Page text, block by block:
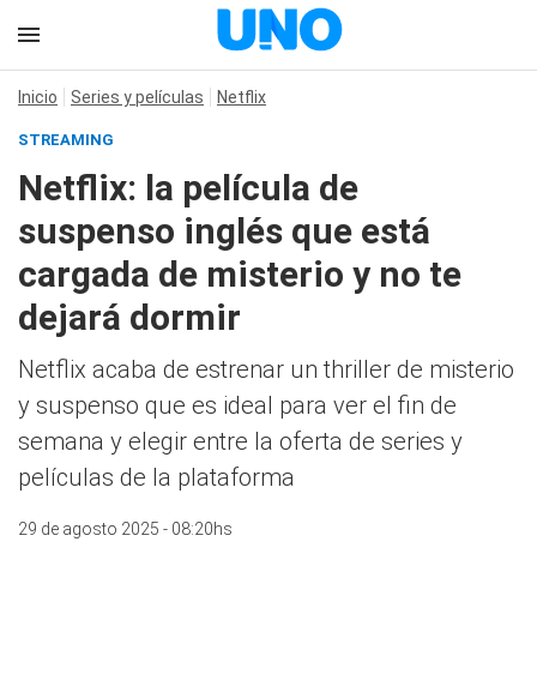
Inicio Series y películas Netflix
STREAMING
Netflix: la película de
suspenso inglés que está
cargada de misterio y no te
dejará dormir
Netflix acaba de estrenar un thriller de misterio
y suspenso que es ideal para ver el fin de
semana y elegir entre la oferta de series y
películas de la plataforma
29 de agosto 2025 - 08:20hs